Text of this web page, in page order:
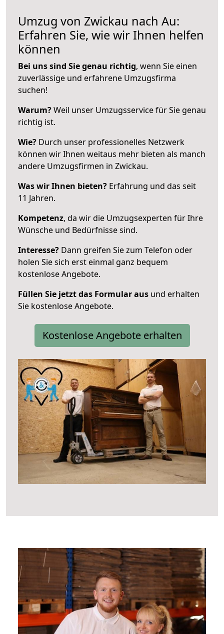
Umzug von Zwickau nach Au:
Erfahren Sie, wie wir Ihnen helfen
können
Bei uns sind Sie genau richtig, wenn Sie einen
zuverlässige und erfahrene Umzugsfirma
suchen!
Warum?Weil unser Umzugsservice für Sie genau
richtig ist.
Wie? Durch unser professionelles Netzwerk
können wir Ihnen weitaus mehr bieten als manch
andere Umzugsfirmen in Zwickau.
Was wir Ihnen bieten? Erfahrung und das seit
11 Jahren.
Kompetenz, da wir die Umzugsexperten für Ihre
Wünsche und Bedürfnisse sind.
Interesse? Dann greifen Sie zum Telefon oder
holen Sie sich erst einmal ganz bequem
kostenlose Angebote.
Füllen Sie jetzt das Formular aus und erhalten
Sie kostenlose Angebote.
Kostenlose Angebote erhalten